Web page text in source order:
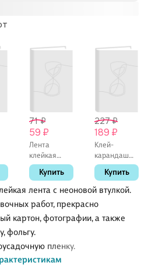
лента с неоновой втулкой.
работ, прекрасно
картон, фотографии, а также
фольгу.
пленку.
71 ₽
59 ₽
Лента
клейкая
прозрачная,
12 мм х 33 м,
GoodMark
Купить
227 ₽
189 ₽
Клей-
карандаш
«Extra»,
Erich Krause,
15 г
Купить